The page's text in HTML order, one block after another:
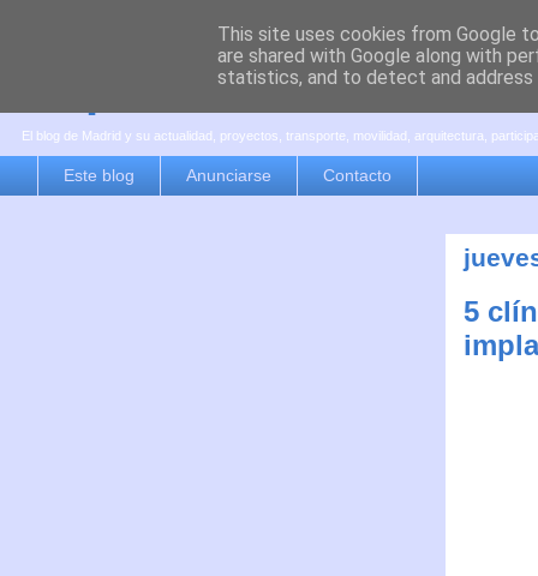
es por madrid
El blog de Madrid y su actualidad, proyectos, transporte, movilidad, arquitectura,
Este blog Anunciarse Contacto
5
This site uses cookies from Google
are shared with Google along with
statistics, and to detect and address